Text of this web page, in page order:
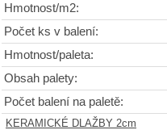
Hmotnost/m2:
Počet ks v balení:
Hmotnost/paleta:
Obsah palety:
Počet balení na paletě:
KERAMICKÉ DLAŽBY 2cm